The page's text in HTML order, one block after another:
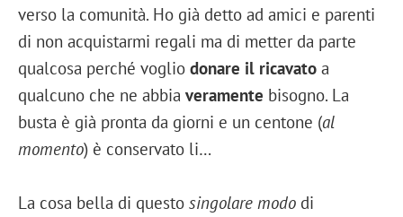
verso la comunità. Ho già detto ad amici e parenti
di non acquistarmi regali ma di metter da parte
qualcosa perché voglio donare il ricavato a
qualcuno che ne abbia veramente bisogno. La
busta è già pronta da giorni e un centone (al
momento) è conservato li…
La cosa bella di questo singolare modo di